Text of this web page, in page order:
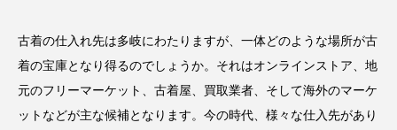
古着の仕入れ先は多岐にわたりますが、一体どのような場所が古
着の宝庫となり得るのでしょうか。それはオンラインストア、地
元のフリーマーケット、古着屋、買取業者、そして海外のマーケ
ットなどが主な候補となります。今の時代、様々な仕入先があり